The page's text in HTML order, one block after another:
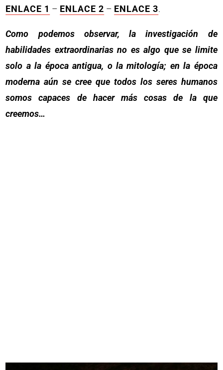
ENLACE 1 – ENLACE 2 – ENLACE 3.
Como podemos observar, la investigación de
habilidades extraordinarias no es algo que se limite
solo a la época antigua, o la mitología; en la época
moderna aún se cree que todos los seres humanos
somos capaces de hacer más cosas de la que
creemos…